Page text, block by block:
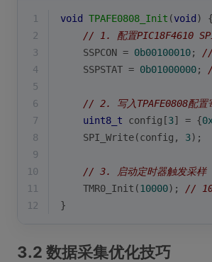
1 void TPAFE0808_Init (void )
{
2
// 1. 配置PIC18F4610
3
    SSPCON =
0b00100010; //
4
    SSPSTAT =
0b01000000;
5
6
// 2. 写入TPAFE0808配置
7
uint8_t config[3] = {
8
    SPI_Write(config,
3);
9
10
// 3. 启动定时器触发采样
11
    TMR0_Init(
10000); //
12
}
3.2 数据采集优化技巧